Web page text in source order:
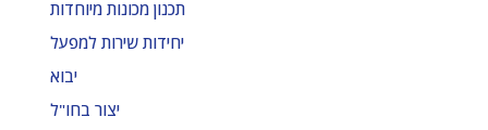
תכנון מכונות מיוחדות
יחידות שירות למפעל
יבוא
יצור בחו"ל